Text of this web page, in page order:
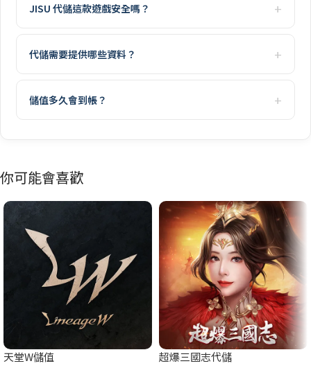
JISU 代儲這款遊戲安全嗎？
代儲需要提供哪些資料？
儲值多久會到帳？
你可能會喜歡
天堂W儲值
超爆三國志代儲